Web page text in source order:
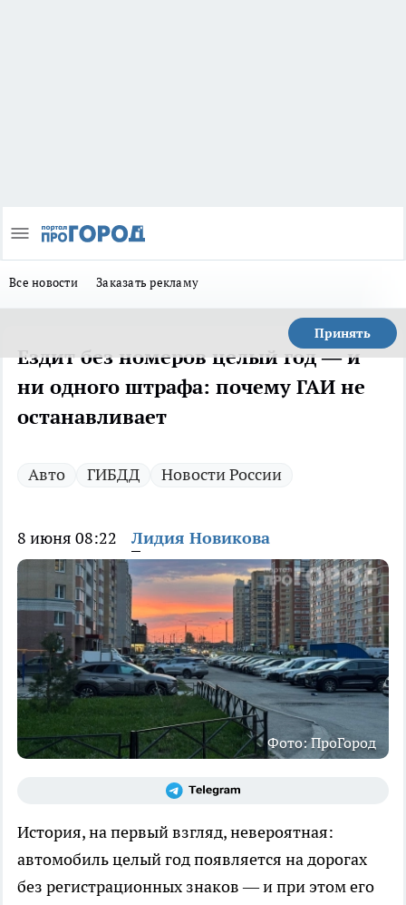
Все новости Заказать рекламу
Принять
Ездит без номеров целый год — и
ни одного штрафа: почему ГАИ не
останавливает
Авто ГИБДД Новости России
8 июня 08:22 Лидия Новикова
Фото: ПроГород
История, на первый взгляд, невероятная:
автомобиль целый год появляется на дорогах
без регистрационных знаков — и при этом его